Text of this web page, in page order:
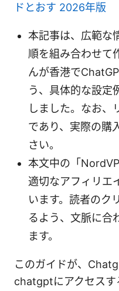
ドとおす 2026年版
本記事は、広範な
順を組み合わせて
んが香港で
う、具体的な設定
しました。なお、
であり、実際の購
さい。
本文中の「
適切なアフィリエ
います。読者のク
るよう、文脈に合
ます。
このガイドが、
chatgptにアクセスす